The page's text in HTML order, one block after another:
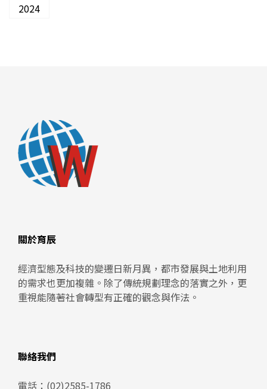
2024
關於育辰
經濟型態及科技的變遷日新月異，都市發展與土地利用
的需求也更加複雜。除了傳統規劃理念的落實之外，更
重視能隨著社會轉型有正確的觀念與作法。
聯絡我們
電話： (02)2585-1786